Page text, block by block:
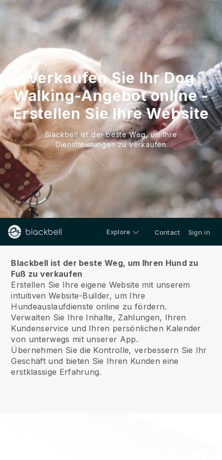
Verkaufen Sie Ihr Dog
Walking-Angebot online -
Erstellen Sie Ihre Website
Blackbell ist der beste Weg, um Ihre
Dienstleistungen zu verkaufen
Explore Contact Sign in
Blackbell ist der beste Weg, um Ihren Hund zu
Fuß zu verkaufen
Erstellen Sie Ihre eigene Website mit unserem
intuitiven Website-Builder, um Ihre
Hundeauslaufdienste online zu fördern.
Verwalten Sie Ihre Inhalte, Zahlungen, Ihren
Kundenservice und Ihren persönlichen Kalender
von unterwegs mit unserer App.
Übernehmen Sie die Kontrolle, verbessern Sie Ihr
Geschäft und bieten Sie Ihren Kunden eine
erstklassige Erfahrung.